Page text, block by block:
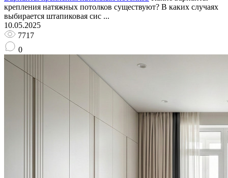
крепления натяжных потолков существуют? В каких случаях
выбирается штапиковая сис ...
10.05.2025
7717
0